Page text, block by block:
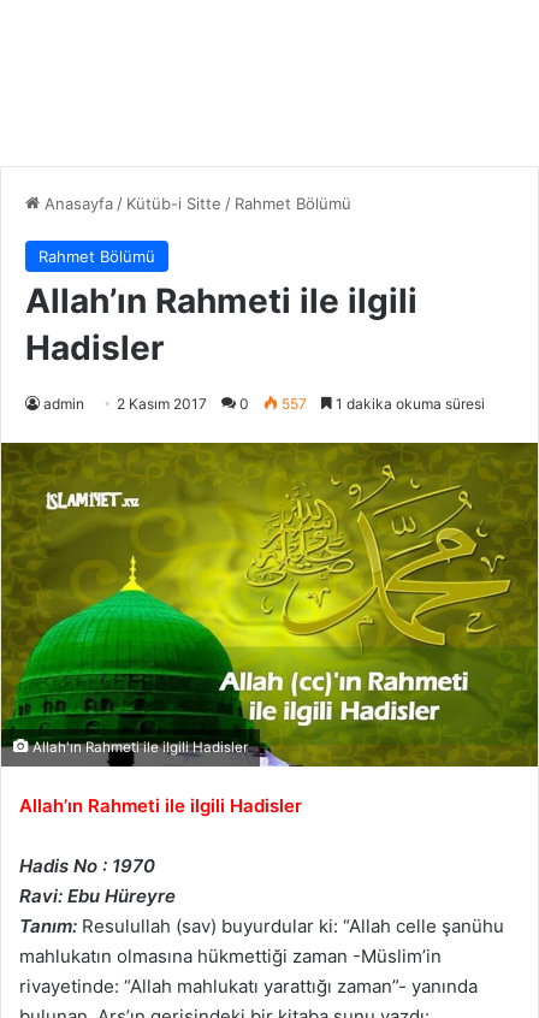
Anasayfa/ Kütüb-i Sitte / Rahmet Bölümü
Rahmet Bölümü
Allah’ın Rahmeti ile ilgili
Hadisler
admin 2 Kasım 2017 0 557 1 dakika okuma süresi
Allah'ın Rahmeti ile ilgili Hadisler
Allah’ın Rahmeti ile ilgili Hadisler
Hadis No : 1970
Ravi: Ebu Hüreyre
Tanım: Resulullah (sav) buyurdular ki: “Allah celle şanühu
mahlukatın olmasına hükmettiği zaman -Müslim’in
rivayetinde: “Allah mahlukatı yarattığı zaman”- yanında